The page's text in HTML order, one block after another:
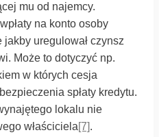
mu od najemcy.
na konto osoby
uregulował czynsz
Może to dotyczyć np.
w których cesja
spłaty kredytu.
lokalu nie
właściciela[7].